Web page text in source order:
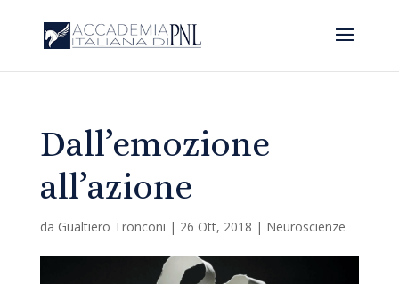
Dall’emozione
all’azione
da Gualtiero Tronconi | 26 Ott, 2018 | Neuroscienze